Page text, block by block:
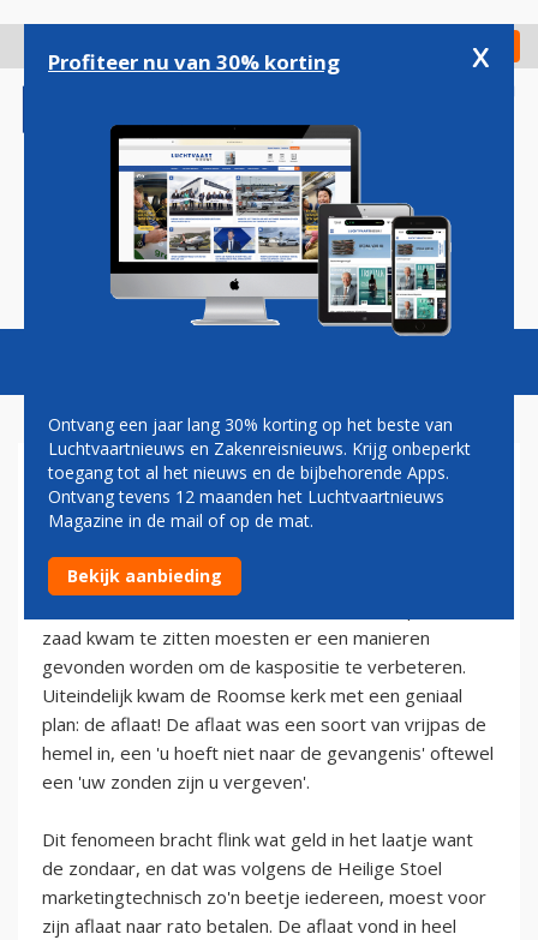
gaan
Check in
Magazine Podcasts Vacatures
HARRY HAAS: DE AFLAAT
10 september 2009
zaad kwam te zitten moesten er een manieren
gevonden worden om de kaspositie te verbeteren.
Uiteindelijk kwam de Roomse kerk met een geniaal
plan: de aflaat! De aflaat was een soort van vrijpas de
hemel in, een 'u hoeft niet naar de gevangenis' oftewel
een 'uw zonden zijn u vergeven'.
Dit fenomeen bracht flink wat geld in het laatje want
de zondaar, en dat was volgens de Heilige Stoel
marketingtechnisch zo'n beetje iedereen, moest voor
zijn aflaat naar rato betalen. De aflaat vond in heel
Profiteer nu van 30% korting x
Ontvang een jaar lang 30% korting op het beste van
Luchtvaartnieuws en Zakenreisnieuws. Krijg onbeperkt
toegang tot al het nieuws en de bijbehorende Apps.
Ontvang tevens 12 maanden het Luchtvaartnieuws
Magazine in de mail of op de mat.
Bekijk aanbieding